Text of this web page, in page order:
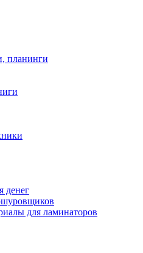
планинги
денег
для ламинаторов